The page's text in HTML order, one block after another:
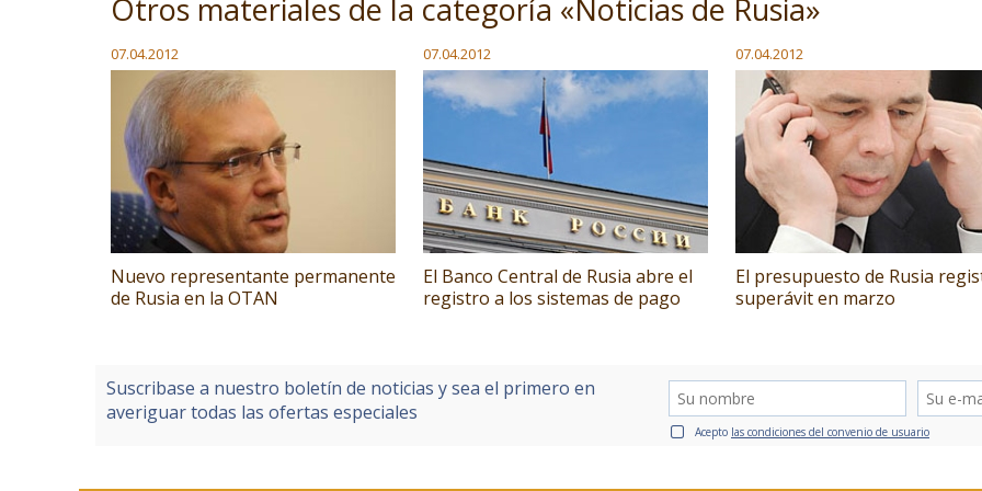
Otros materiales de la categoría «Noticias de Rusia»
07.04.2012
Nuevo representante permanente
de Rusia en la OTAN
07.04.2012
El Banco Central de Rusia abre el
registro a los sistemas de pago
07.04.2012
El presupuesto de Rusia
superávit en marzo
Suscribase a nuestro boletín de noticias y sea el primero en
averiguar todas las ofertas especiales
Acepto las condiciones del convenio de usuario